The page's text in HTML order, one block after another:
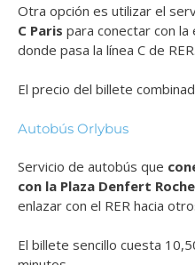
Otra opción es utilizar el
C Paris para conectar con
donde pasa la línea C de RER.
El precio del billete
Autobús Orlybus
Servicio de autobús que
con la Plaza Denfert
enlazar con el RER hacia
El billete sencillo cuesta